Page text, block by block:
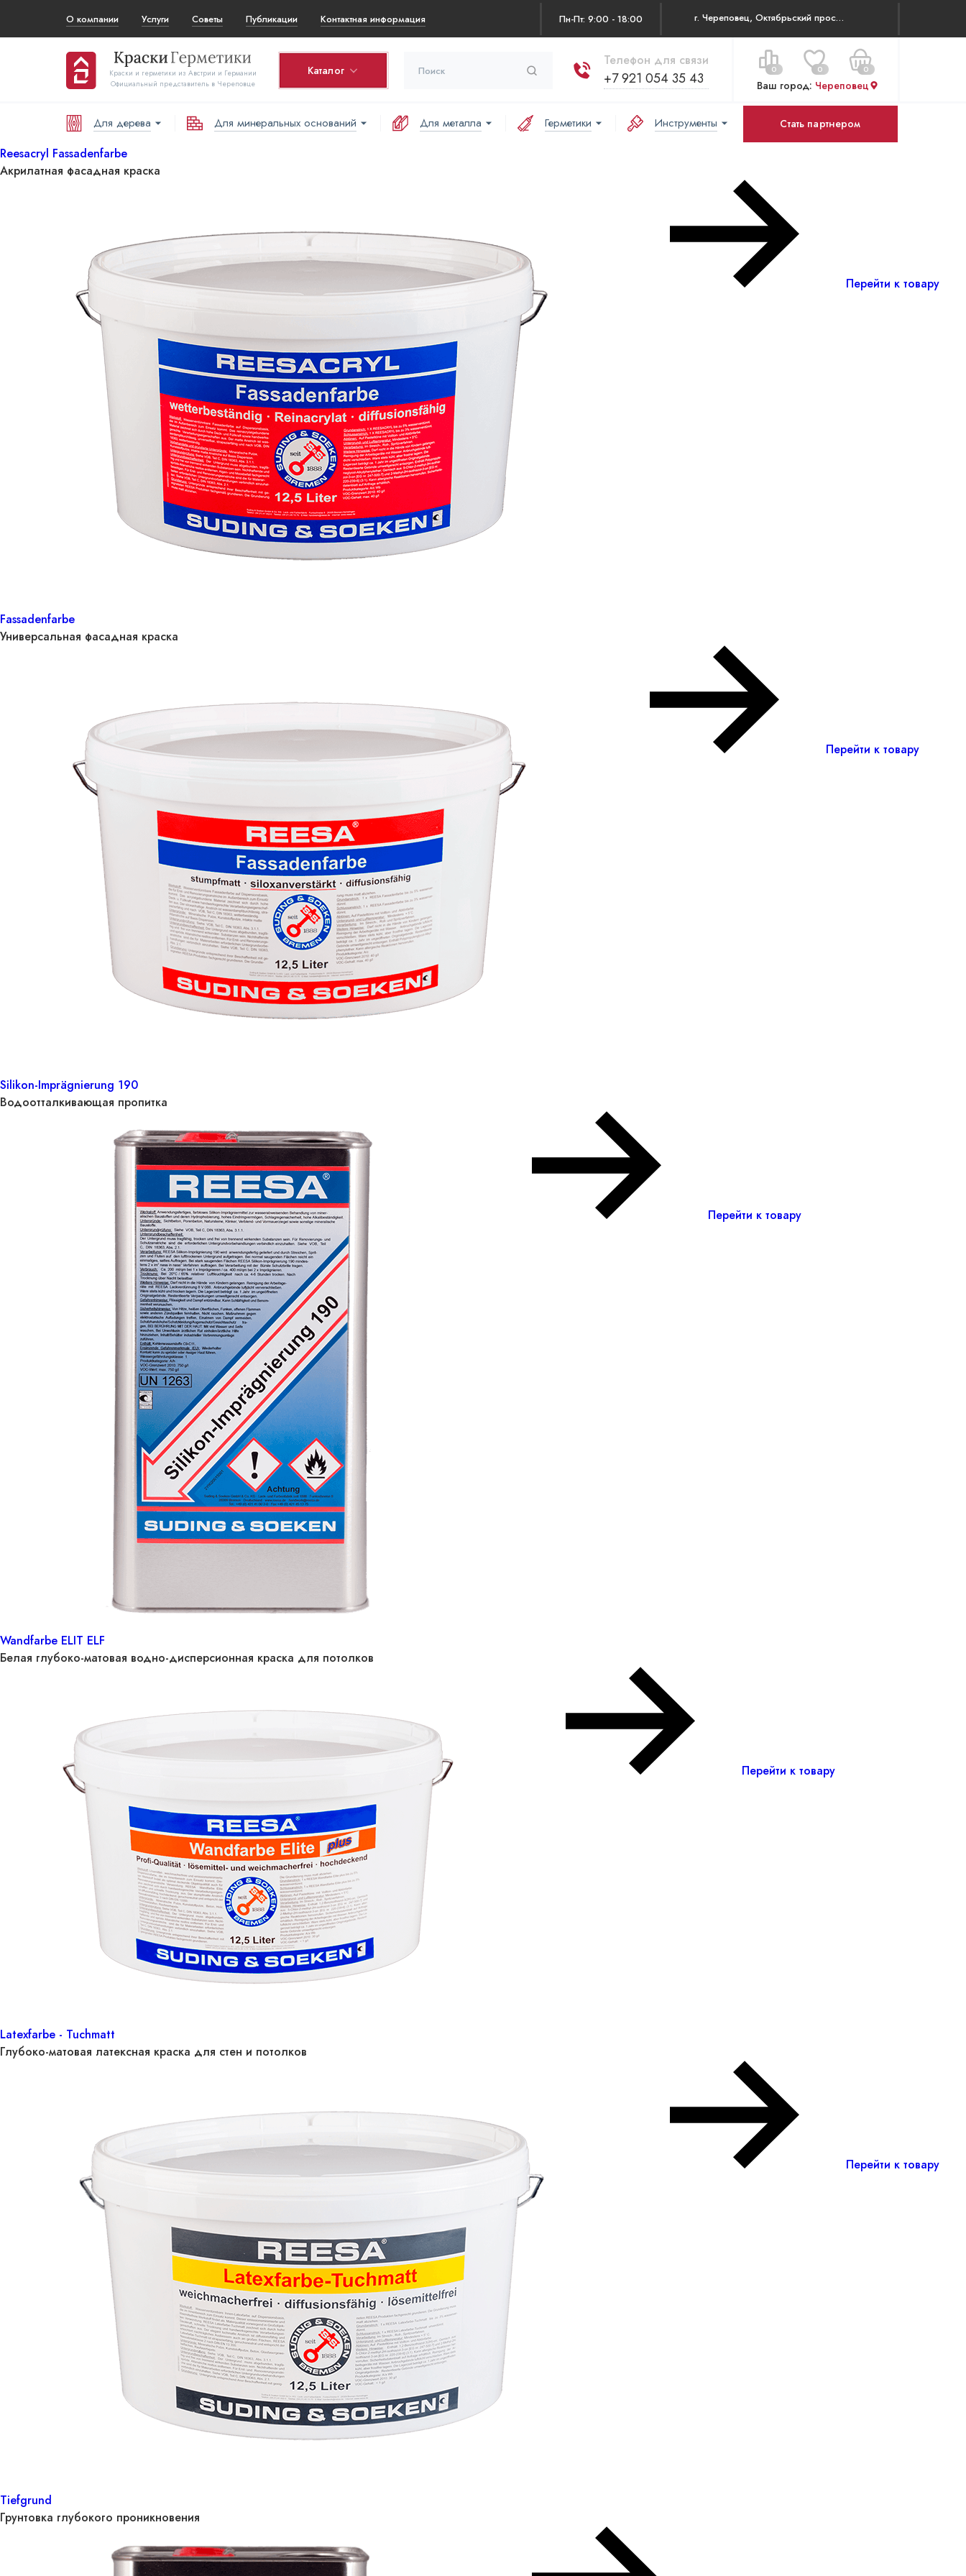
О компании Услуги Советы Публикации Контактная информация Пн-Пт: 9:00 - 18:00 г. Череповец, Октябрьский проспект 83
Краски и герметики из Австрии и Германии
Официальный представитель в Череповце
Каталог
Телефон для связи
+7 921 054 35 43
0 0 0
Корзина Цена за все:
Перейти в корзину
Ваш город: Череповец
Для дерева Для минеральных оснований Для металла Герметики Инструменты Стать партнером
Reesacryl Fassadenfarbe
Акрилатная фасадная краска
Перейти к товару
Fassadenfarbe
Универсальная фасадная краска
Перейти к товару
Silikon-Imprägnierung 190
Водоотталкивающая пропитка
Перейти к товару
Wandfarbe ELIT ELF
Белая глубоко-матовая водно-дисперсионная краска для потолков
Перейти к товару
Latexfarbe - Tuchmatt
Глубоко-матовая латексная краска для стен и потолков
Перейти к товару
Tiefgrund
Грунтовка глубокого проникновения